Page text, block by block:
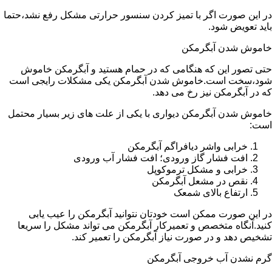
در این صورت اگر با تمیز کردن سنسور حرارتی مشکل رفع نشد،حتما
باید تعویض شود.
خاموش شدن آبگرمکن
حتی تصور این که هنگامی که در حمام هستید و آبگرمکن خاموش
شود،سخت است.خاموش شدن آبگرمکن یکی مشکلات رایجی است
که در آبگرمکن نیز رخ می دهد.
خاموش شدن آبگرمکن دیواری با یکی از علت های زیر بسیار محتمل
است:
خرابی واشر دیافراگم آبگرمکن
افت فشار گاز ورودی؛ افت فشار آب ورودی
خرابی و مشکل ترموکوپل
نقص در مشعل آبگرمکن
ارتفاع بالای شمعک
در این صورت ممکن است خودتان نتوانید آبگرمکن را عیب یابی
کنید.آنگاه متخصص و تعمیرکار آبگرمکن می تواند مشکل را سریعا
تشخیص دهد و در صورت نیاز آبگرمکن را تعمیر کند.
گرم نشدن آب خروجی آبگرمکن